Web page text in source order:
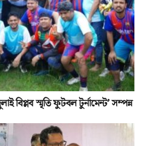
বিপ্লব স্মৃতি ফুটবল টুর্নামেন্ট’ সম্পন্ন